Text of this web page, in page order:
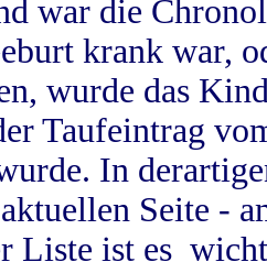
war die
krank war,
wurde das
Taufeintrag
In
Seite -
Liste ist es